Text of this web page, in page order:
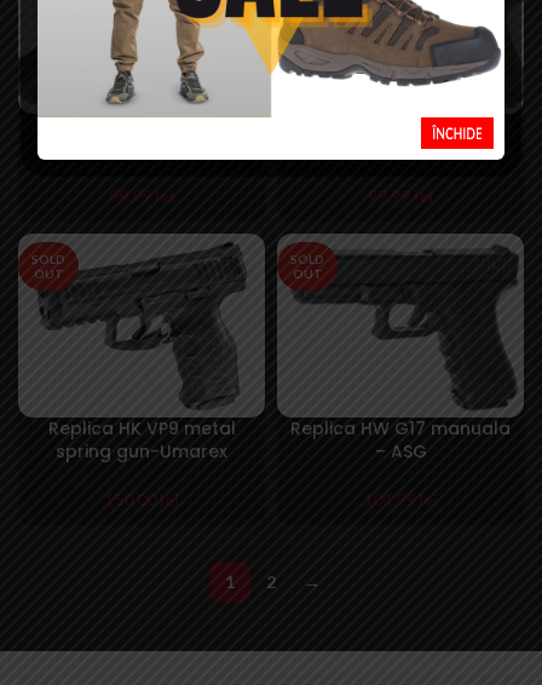
Replica Desert Eagle
99,99 lei
Replica Desert Eagle
50AE spring -CyberGun
99,99 lei
SOLD
OUT
Replica HK VP9 metal
spring gun-Umarex
150,00 lei
SOLD
OUT
Replica HW G17 manuala
– ASG
104,99 lei
1 2 →